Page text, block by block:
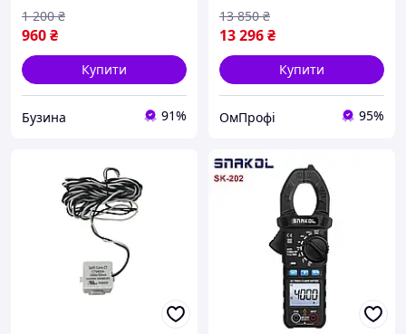
960₴
1 200 ₴
Купити
Бузина 91%
13 296₴
13 850 ₴
Купити
ОмПрофі 95%